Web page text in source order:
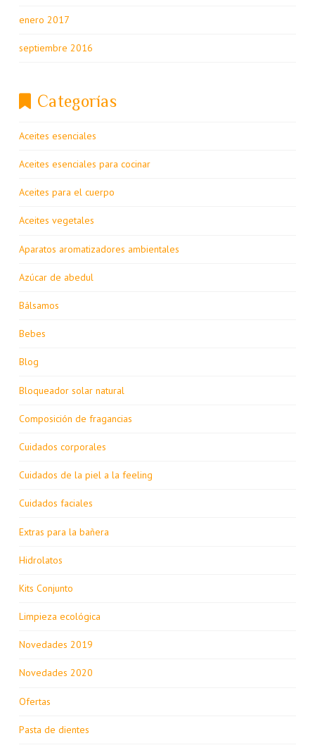
enero 2017
septiembre 2016
Categorías
Aceites esenciales
Aceites esenciales para cocinar
Aceites para el cuerpo
Aceites vegetales
Aparatos aromatizadores ambientales
Azúcar de abedul
Bálsamos
Bebes
Blog
Bloqueador solar natural
Composición de fragancias
Cuidados corporales
Cuidados de la piel a la feeling
Cuidados faciales
Extras para la bañera
Hidrolatos
Kits Conjunto
Limpieza ecológica
Novedades 2019
Novedades 2020
Ofertas
Pasta de dientes